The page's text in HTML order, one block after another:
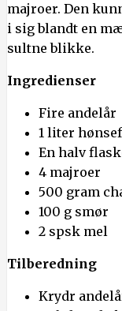
majroer. Den
i sig blandt en
sultne blikke.
Ingredienser
Fire andelår
1 liter
En halv
4 majroer
500 gram
100 g smør
2 spsk mel
Tilberedning
Krydr